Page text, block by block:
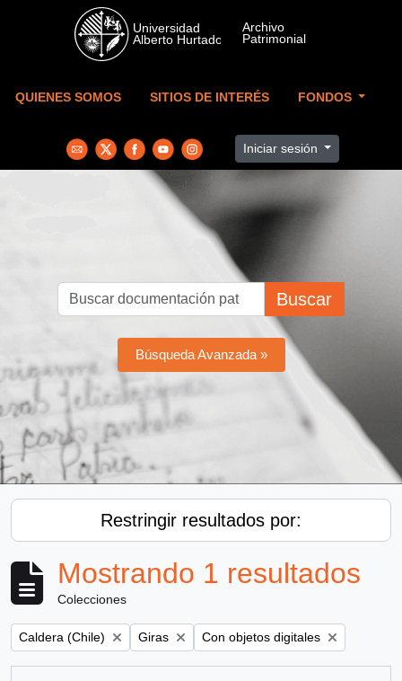
Skip to main content
QUIENES SOMOS SITIOS DE INTERÉS FONDOS
Iniciar sesión
Buscar
Búsqueda Avanzada »
Restringir resultados por:
Mostrando 1 resultados
Colecciones
Remove filter:
Caldera (Chile) Remove filter:
Giras Remove filter:
Con objetos digitales